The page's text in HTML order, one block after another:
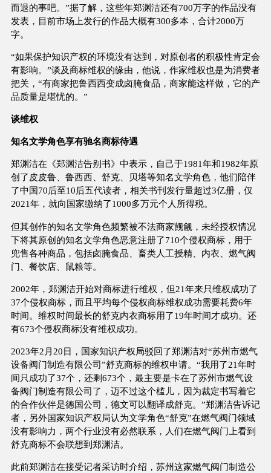
而退的事吧。”据了解，这些年郑渊洁还有700万字的作品没有
发表，目前市场上发行的作品大概有300多本，合计2000万
字。
“如果保护知识产权的环境没有达到，对原创者的积极性肯定会
有影响。”谈及商标维权的缘由，他说，作家维权也是为消费者
把关，“有商家把鲁西西变成卤腌食品，商家能这样做，它的产
品质量是堪忧的。”
谈维权
知名文学角色享有驰名商标待遇
郑渊洁在《郑渊洁告别书》中表示，自己于1981年和1982年原
创了皮皮鲁、鲁西西、舒克、贝塔等知名文学角色，他们陪伴
了中国70后至10后五代读者，相关书刊发行量超过3亿册，仅
2021年，就向国家缴纳了1000多万元个人所得税。
但其创作的知名文学角色频繁被不法商家觊觎，未经授权情况
下将其原创的知名文学角色恶意注册了710个侵权商标，用于
兜售各种商品，包括卤腌食品、畜类人工授精、内衣、燃气阀
门、餐饮店、鼠粮等。
2002年，郑渊洁开始对商标进行维权，但21年来只维权成功了
37个侵权商标，而且平均每个侵权商标维权成功需要耗费6年
时间。维权时间最长的舒克内衣商标用了19年时间才成功。还
有673个侵权商标没有维权成功。
2023年2月20日，国家知识产权局驳回了郑渊洁对“苏州市燃气
设备阀门制造有限公司”舒克商标的维权申请。“我用了21年时
间只成功了37个，还剩673个，最主要是卡在了苏州市燃气设
备阀门制造有限公司了，迈不过这个槛儿，因为裁定书写着它
的合作伙伴是德国公司，德文可以翻译成舒克。”郑渊洁告诉记
者，另外国家知识产权局认为文学角色“舒克”在燃气阀门领域
没有影响力，两个行业没有必然联系，人们在燃气阀门上看到
舒克商标不会联想到郑渊洁。
此前郑渊洁在接受记者采访时介绍，苏州这家燃气阀门制造公